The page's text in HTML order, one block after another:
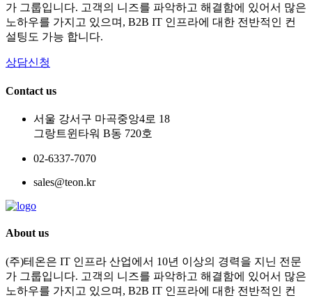
가 그룹입니다. 고객의 니즈를 파악하고 해결함에 있어서 많은
노하우를 가지고 있으며, B2B IT 인프라에 대한 전반적인 컨
설팅도 가능 합니다.
상담신청
Contact us
서울 강서구 마곡중앙4로 18
그랑트윈타워 B동 720호
02-6337-7070
sales@teon.kr
About us
(주)테온은 IT 인프라 산업에서 10년 이상의 경력을 지닌 전문
가 그룹입니다. 고객의 니즈를 파악하고 해결함에 있어서 많은
노하우를 가지고 있으며, B2B IT 인프라에 대한 전반적인 컨